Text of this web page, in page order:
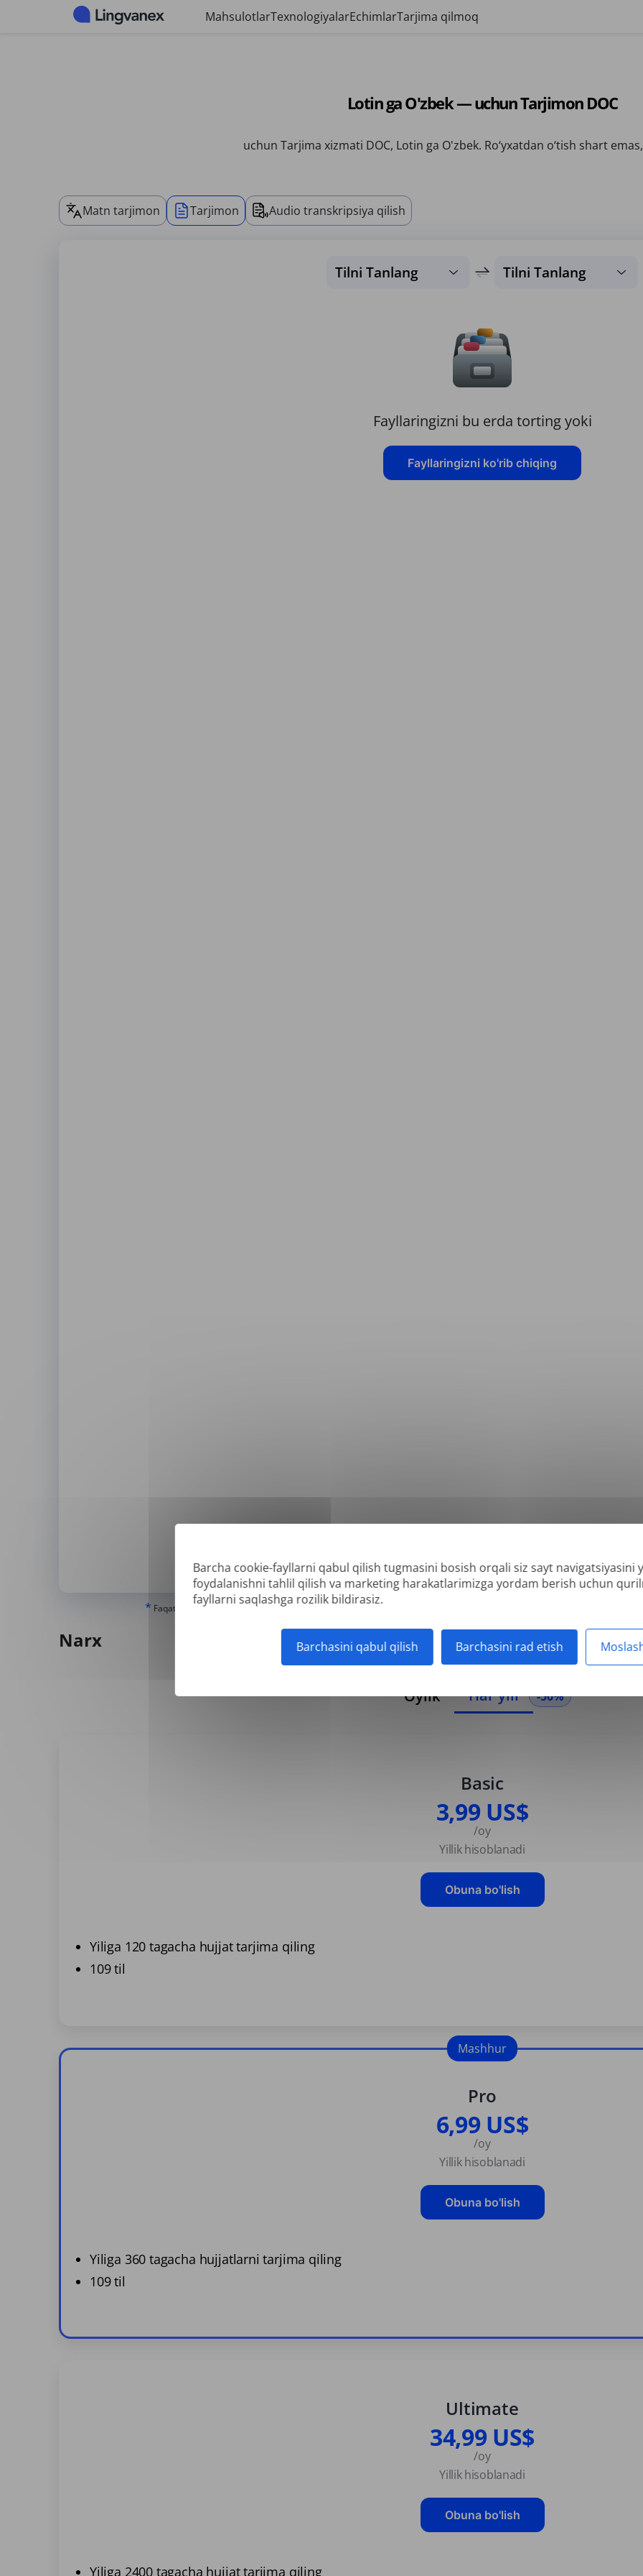
Cookie-fayllarni boshqarish paneli
Barcha cookie-fayllarni qabul qilish tugmasini bosish orqali siz sayt navigatsiyasini
foydalanishni tahlil qilish va marketing harakatlarimizga yordam berish uchun
fayllarni saqlashga rozilik bildirasiz.
Barchasini qabul qilish Barchasini rad etish
MahsulotlarTexnologiyalarEchimlarTarjima qilmoq
Lotin ga O'zbek — uchun Tarjimon DOC
uchun Tarjima xizmati DOC, Lotin ga O'zbek. Ro‘yxatdan o‘tish shart
Matn tarjimon Tarjimon Audio transkripsiya qilish
Tilni Tanlang Tilni Tanlang
Fayllaringizni bu erda torting yoki
Fayllaringizni ko'rib chiqing
Qo'llab-quvvatlanadigan formatlar: DOC, DOCX, ODT, PDF*, CSV, PPTX, XLSX, XLS,
* Faqat "haqiqiy" yoki raqamli yaratilgan PDF va qidiriladigan PDFlarni tarjima qila olishimiz mumkin, lekin "faqat rasm"
Narx
Oylik Har yili -50%
Basic
3,99 US$
/oy
Yillik hisoblanadi
Obuna bo'lish
Yiliga 120 tagacha hujjat tarjima qiling
109 til
Pro
6,99 US$
/oy
Yillik hisoblanadi
Obuna bo'lish
Yiliga 360 tagacha hujjatlarni tarjima qiling
109 til
Mashhur
Ultimate
34,99 US$
/oy
Yillik hisoblanadi
Obuna bo'lish
Yiliga 2400 tagacha hujjat tarjima qiling